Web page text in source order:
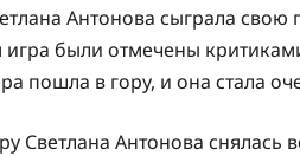
Антонова сыграла
были отмечены
пошла в гору, и она стала
Светлана Антонова